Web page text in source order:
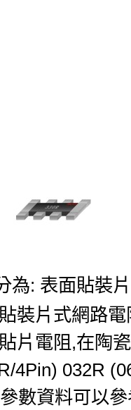
為: 表面貼裝
裝片式網路電
片電阻 ,在陶
4Pin) 032R
數資料可以